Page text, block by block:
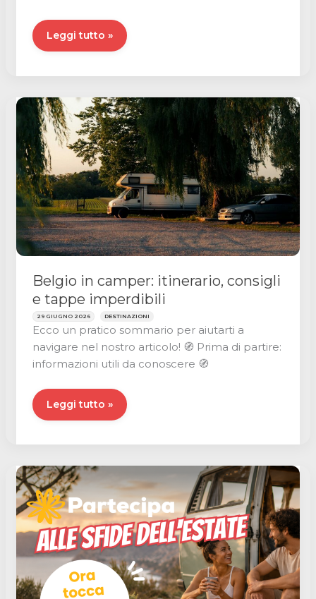
Campeggio
a
camper:
La
Côte
d’Argent,
tra
pineta
e
oceano
Leggi tutto »
Belgio in camper: itinerario, consigli
e tappe imperdibili
29 GIUGNO 2026 DESTINAZIONI
Ecco un pratico sommario per aiutarti a
navigare nel nostro articolo! 🧭 Prima di partire:
informazioni utili da conoscere 🧭
Belgio
in
consigli
e
tappe
imperdibili
Leggi tutto »